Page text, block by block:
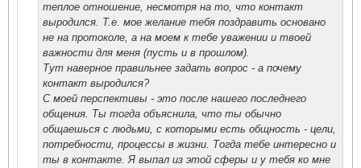
теплое отношение, несмотря на то, что контакт
выродился. Т.е. мое желание тебя поздравить основано
не на протоколе, а на моем к тебе уважении и твоей
важности для меня (пусть и в прошлом).
Тут наверное правильнее задать вопрос - а почему
контакт выродился?
С моей перспективы - это после нашего последнего
общения. Ты тогда объяснила, что ты обычно
общаешься с людьми, с которыми есть общность - цели,
потребности, процессы в жизни. Тогда тебе интересно и
ты в контакте. Я выпал из этой сферы и у тебя ко мне